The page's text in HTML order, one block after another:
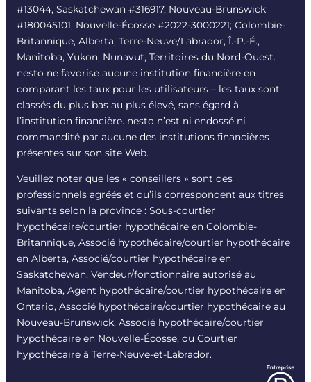
#13044, Saskatchewan #316917, Nouveau-Brunswick
#180045101, Nouvelle-Écosse #2022-3000221; Colombie-
Britannique, Alberta, Terre-Neuve/Labrador, Î.-P.-É.,
Manitoba, Yukon, Nunavut, Territoires du Nord-Ouest.
nesto ne favorise aucune institution financière en
comparant les taux pour les utilisateurs – les taux sont
classés du plus bas au plus élevé, sans égard à
l’institution financière. nesto n’est ni endossé ni
commandité par aucune des institutions financières
présentes sur son site Web.
Veuillez noter que les « conseillers » sont des
professionnels agréés et qu’ils correspondent aux titres
suivants selon la province : Sous-courtier
hypothécaire/courtier hypothécaire en Colombie-
Britannique, Associé hypothécaire/courtier hypothécaire
en Alberta, Associé/courtier hypothécaire en
Saskatchewan, Vendeur/fonctionnaire autorisé au
Manitoba, Agent hypothécaire/courtier hypothécaire en
Ontario, Associé hypothécaire/courtier hypothécaire au
Nouveau-Brunswick, Associé hypothécaire/courtier
hypothécaire en Nouvelle-Écosse, ou Courtier
hypothécaire à Terre-Neuve-et-Labrador.